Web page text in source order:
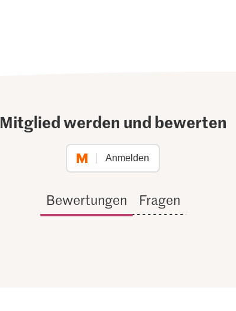
Mitglied werden und bewerten
Anmelden
Bewertungen Fragen